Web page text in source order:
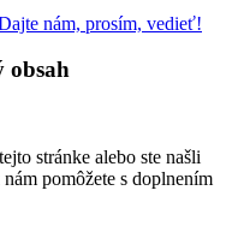
nám, prosím, vedieť!
obsah
stránke alebo ste našli
pomôžete s doplnením